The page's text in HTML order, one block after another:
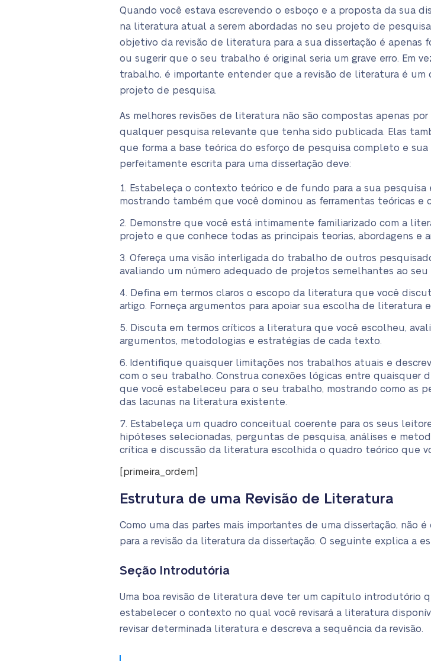
Quando você estava escrevendo o esboço e a proposta da sua
na literatura atual a serem abordadas no seu projeto de
objetivo da revisão de literatura para a sua dissertação é apenas
ou sugerir que o seu trabalho é original seria um grave erro. Em
trabalho, é importante entender que a revisão de literatura é
projeto de pesquisa.
As melhores revisões de literatura não são compostas apenas
qualquer pesquisa relevante que tenha sido publicada. Elas
que forma a base teórica do esforço de pesquisa completo e
perfeitamente escrita para uma dissertação deve:
Estabeleça o contexto teórico e de fundo para a sua pesquisa
mostrando também que você dominou as ferramentas teóricas e
Demonstre que você está intimamente familiarizado com a
projeto e que conhece todas as principais teorias, abordagens e
Ofereça uma visão interligada do trabalho de outros
avaliando um número adequado de projetos semelhantes ao
Defina em termos claros o escopo da literatura que você
artigo. Forneça argumentos para apoiar sua escolha de literatura
Discuta em termos críticos a literatura que você escolheu,
argumentos, metodologias e estratégias de cada texto.
Identifique quaisquer limitações nos trabalhos atuais e
com o seu trabalho. Construa conexões lógicas entre quaisquer
que você estabeleceu para o seu trabalho, mostrando como as
das lacunas na literatura existente.
Estabeleça um quadro conceitual coerente para os seus
hipóteses selecionadas, perguntas de pesquisa, análises e
crítica e discussão da literatura escolhida o quadro teórico que
[primeira_ordem]
Estrutura de uma Revisão de Literatura
Como uma das partes mais importantes de uma dissertação, não
para a revisão da literatura da dissertação. O seguinte explica a
Seção Introdutória
Uma boa revisão de literatura deve ter um capítulo introdutório
estabelecer o contexto no qual você revisará a literatura
revisar determinada literatura e descreva a sequência da revisão.